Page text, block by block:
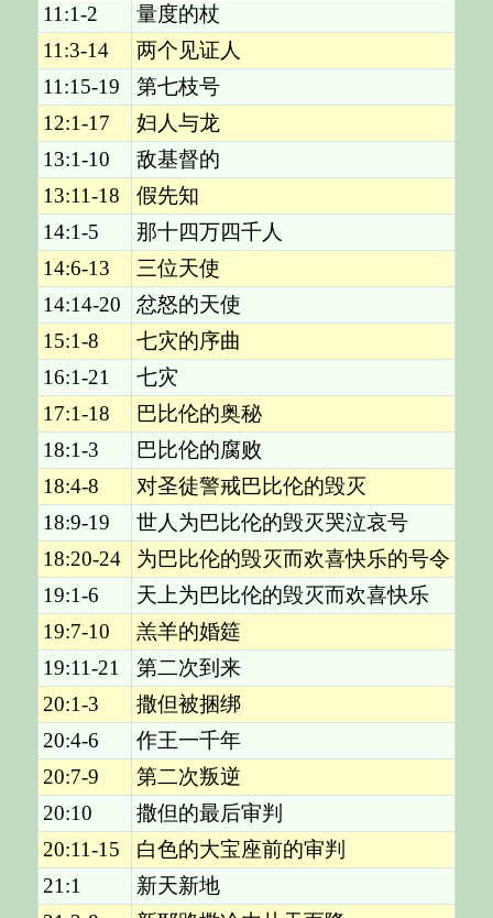
11:1-2
量度的杖
11:3-14
两个见证人
11:15-19
第七枝号
12:1-17
妇人与龙
13:1-10
敌基督的
13:11-18
假先知
14:1-5
那十四万四千人
14:6-13
三位天使
14:14-20
忿怒的天使
15:1-8
七灾的序曲
16:1-21
七灾
17:1-18
巴比伦的奥秘
18:1-3
巴比伦的腐败
18:4-8
对圣徒警戒巴比伦的毁灭
18:9-19
世人为巴比伦的毁灭哭泣哀号
18:20-24
为巴比伦的毁灭而欢喜快乐的号令
19:1-6
天上为巴比伦的毁灭而欢喜快乐
19:7-10
羔羊的婚筵
19:11-21
第二次到来
20:1-3
撒但被捆绑
20:4-6
作王一千年
20:7-9
第二次叛逆
20:10
撒但的最后审判
20:11-15
白色的大宝座前的审判
21:1
新天新地